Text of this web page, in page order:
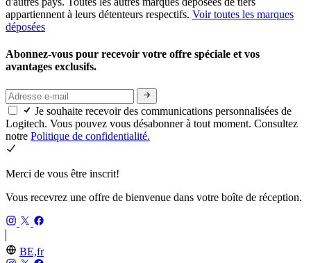
appartiennent à leurs détenteurs respectifs. Voir toutes les marques
déposées
Abonnez-vous pour recevoir votre offre spéciale et vos
avantages exclusifs.
Je souhaite recevoir des communications personnalisées de
Logitech. Vous pouvez vous désabonner à tout moment. Consultez
notre Politique de confidentialité.
Merci de vous être inscrit!
Vous recevrez une offre de bienvenue dans votre boîte de réception.
BE,fr